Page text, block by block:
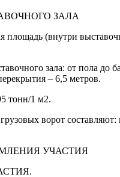
ЗАЛА
площадь (внутри
зала: от пола до
– 6,5 метров.
тонн/1 м2.
ворот составляют:
УЧАСТИЯ